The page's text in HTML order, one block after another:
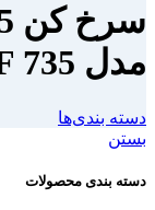
مدل GAF 735
دسته بندی‌ها
بستن
دسته بندی محصولات